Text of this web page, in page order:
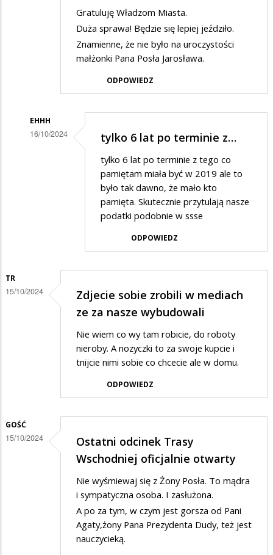
Gratuluję Władzom Miasta.
Duża sprawa! Będzie się lepiej jeździło.
Znamienne, że nie było na uroczystości
małżonki Pana Posła Jarosława.
ODPOWIEDZ
EHHH
16/10/2024
Trasy
Wschodniej
tylko 6 lat po terminie z…
tylko 6 lat po terminie z tego co
pamiętam miała być w 2019 ale to
było tak dawno, że mało kto
pamięta. Skutecznie przytulają nasze
podatki podobnie w ssse
ODPOWIEDZ
TR
15/10/2024
Zdjecie sobie zrobili w mediach
ze za nasze wybudowali
Nie wiem co wy tam robicie, do roboty
nieroby. A nozyczki to za swoje kupcie i
tnijcie nimi sobie co chcecie ale w domu.
ODPOWIEDZ
GOŚĆ
15/10/2024
Ostatni odcinek Trasy
Wschodniej oficjalnie otwarty
Nie wyśmiewaj się z Żony Posła. To mądra
i sympatyczna osoba. I zasłużona.
A po za tym, w czym jest gorsza od Pani
Agaty,żony Pana Prezydenta Dudy, też jest
nauczycieką.